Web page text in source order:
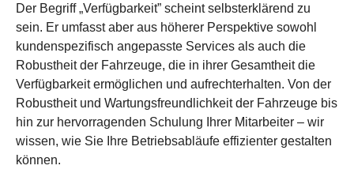
Der Begriff „Verfügbarkeit” scheint selbsterklärend zu
sein. Er umfasst aber aus höherer Perspektive sowohl
kundenspezifisch angepasste Services als auch die
Robustheit der Fahrzeuge, die in ihrer Gesamtheit die
Verfügbarkeit ermöglichen und aufrechterhalten. Von der
Robustheit und Wartungsfreundlichkeit der Fahrzeuge bis
hin zur hervorragenden Schulung Ihrer Mitarbeiter – wir
wissen, wie Sie Ihre Betriebsabläufe effizienter gestalten
können.